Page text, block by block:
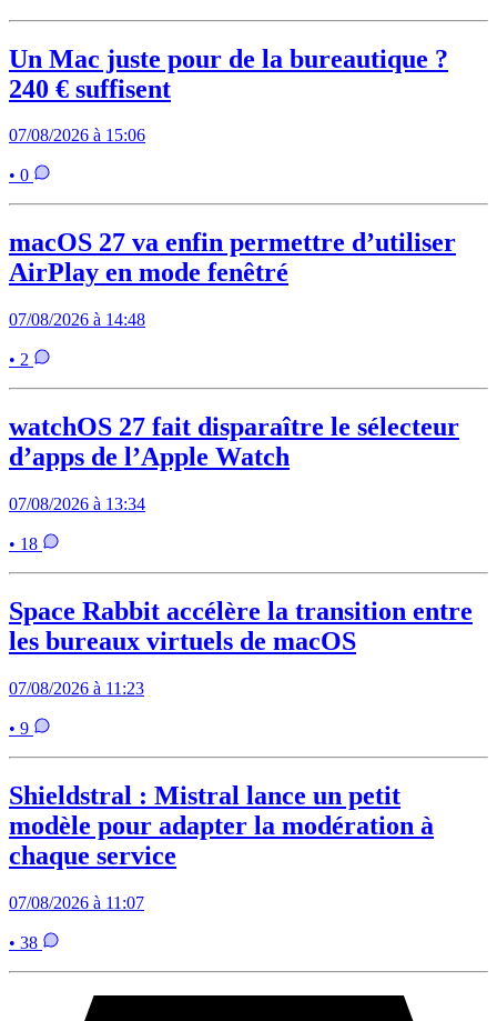
Un Mac juste pour de la bureautique ?
240 € suffisent
07/08/2026 à 15:06
• 0
macOS 27 va enfin permettre d’utiliser
AirPlay en mode fenêtré
07/08/2026 à 14:48
• 2
watchOS 27 fait disparaître le sélecteur
d’apps de l’Apple Watch
07/08/2026 à 13:34
• 18
Space Rabbit accélère la transition entre
les bureaux virtuels de macOS
07/08/2026 à 11:23
• 9
Shieldstral : Mistral lance un petit
modèle pour adapter la modération à
chaque service
07/08/2026 à 11:07
• 38